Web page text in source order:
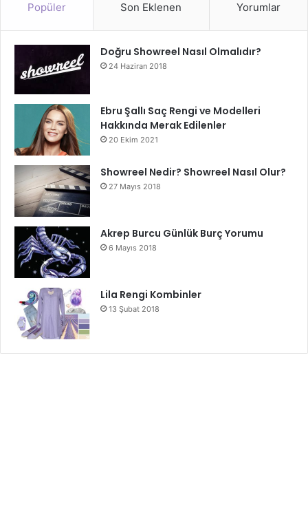
Popüler Son Eklenen Yorumlar
Doğru Showreel Nasıl Olmalıdır?
24 Haziran 2018
Ebru Şallı Saç Rengi ve Modelleri
Hakkında Merak Edilenler
20 Ekim 2021
Showreel Nedir? Showreel Nasıl Olur?
27 Mayıs 2018
Akrep Burcu Günlük Burç Yorumu
6 Mayıs 2018
Lila Rengi Kombinler
13 Şubat 2018